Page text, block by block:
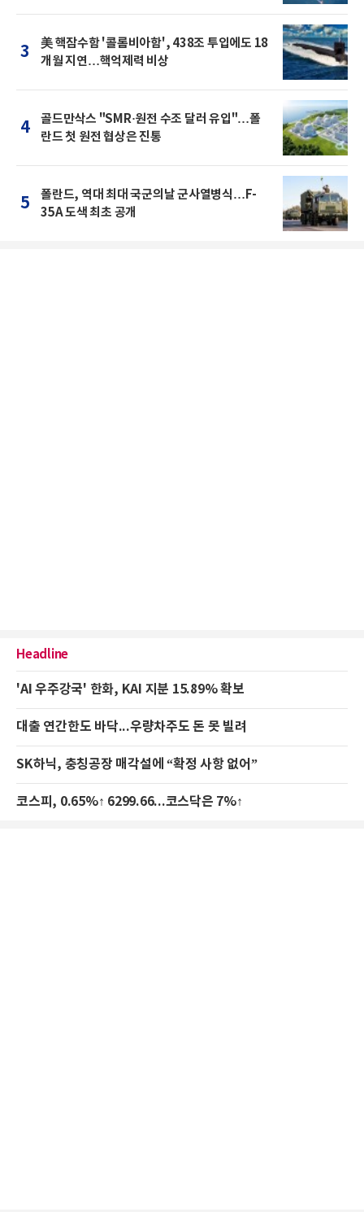
3
美 핵잠수함 '콜롬비아함', 438조 투입에도 18
개월 지연…핵억제력 비상
4
골드만삭스 "SMR·원전 수조 달러 유입"…폴
란드 첫 원전 협상은 진통
5
폴란드, 역대 최대 국군의날 군사열병식…F-
35A 도색 최초 공개
Headline
'AI 우주강국' 한화, KAI 지분 15.89% 확보
대출 연간한도 바닥...우량차주도 돈 못 빌려
SK하닉, 충칭공장 매각설에 “확정 사항 없어”
코스피, 0.65%↑ 6299.66...코스닥은 7%↑